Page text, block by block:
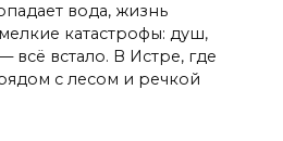
вода, жизнь
катастрофы: душ,
всё встало. В Истре, где
с лесом и речкой